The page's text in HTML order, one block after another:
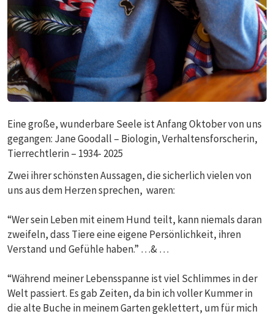
Eine große, wunderbare Seele ist Anfang Oktober von uns
gegangen: Jane Goodall – Biologin, Verhaltensforscherin,
Tierrechtlerin – 1934- 2025
Zwei ihrer schönsten Aussagen, die sicherlich vielen von
uns aus dem Herzen sprechen, waren:
“Wer sein Leben mit einem Hund teilt, kann niemals daran
zweifeln, dass Tiere eine eigene Persönlichkeit, ihren
Verstand und Gefühle haben.” …& …
“Während meiner Lebensspanne ist viel Schlimmes in der
Welt passiert. Es gab Zeiten, da bin ich voller Kummer in
die alte Buche in meinem Garten geklettert, um für mich